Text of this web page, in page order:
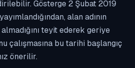
Gösterge 2 Şubat 2019
alan adının
teyit ederek geriye
çalışmasına bu tarihi başlangıç
önerilir.